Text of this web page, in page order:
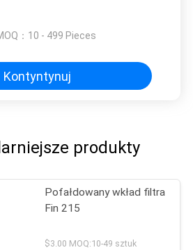
： 10 - 499 Pieces
Kontyntynuj
produkty
Pofałdowany wkład filtra
Fin 215
$3.00 MOQ:10-49 sztuk